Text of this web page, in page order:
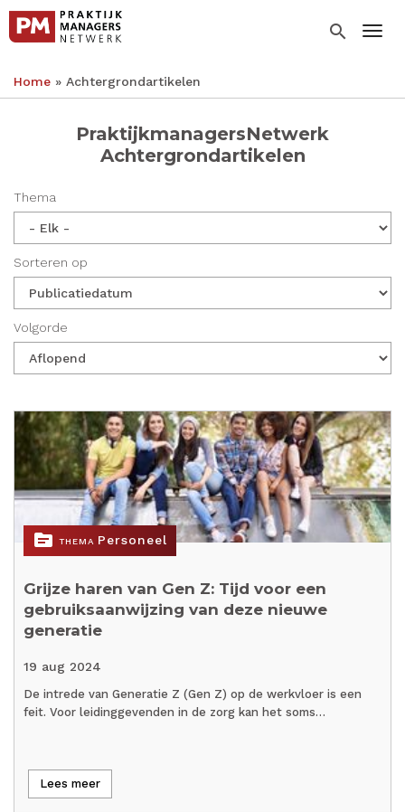
Overslaan
naar
inhoud
search
Home Achtergrondartikelen
PraktijkmanagersNetwerk
Achtergrondartikelen
Thema
Sorteren op
Volgorde
topic THEMA Personeel
Grijze haren van Gen Z: Tijd voor een
gebruiksaanwijzing van deze nieuwe
generatie
19 aug 2024
De intrede van Generatie Z (Gen Z) op de werkvloer is een
feit. Voor leidinggevenden in de zorg kan het soms…
Lees meer